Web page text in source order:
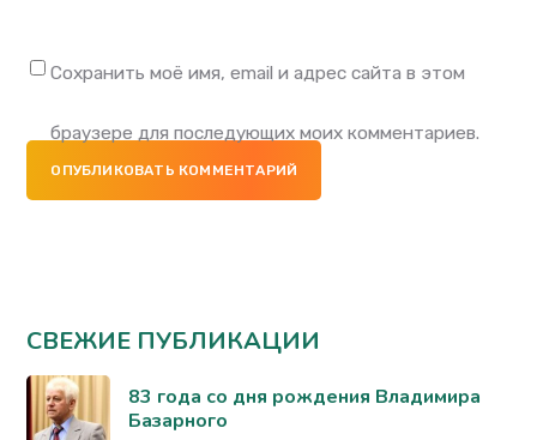
Сохранить моё имя, email и адрес сайта в этом
браузере для последующих моих комментариев.
ОПУБЛИКОВАТЬ КОММЕНТАРИЙ
СВЕЖИЕ ПУБЛИКАЦИИ
83 года со дня рождения Владимира
Базарного